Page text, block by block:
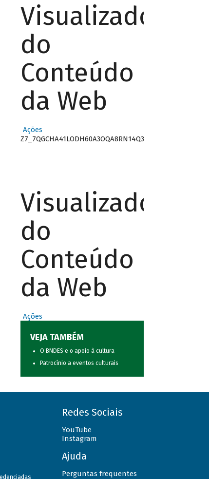
Visualizador
do
Conteúdo
da Web
Ações
Z7_7QGCHA41LODH60A3OQA8RN14Q3
Visualizador
do
Conteúdo
da Web
Ações
VEJA TAMBÉM
O BNDES e o apoio à cultura
Patrocínio a eventos culturais
Redes Sociais
YouTube
Instagram
Ajuda
Perguntas frequentes